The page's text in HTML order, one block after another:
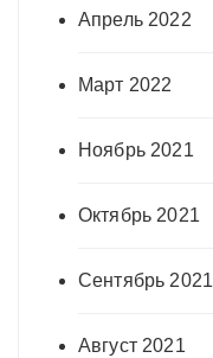
Апрель 2022
Март 2022
Ноябрь 2021
Октябрь 2021
Сентябрь 2021
Август 2021